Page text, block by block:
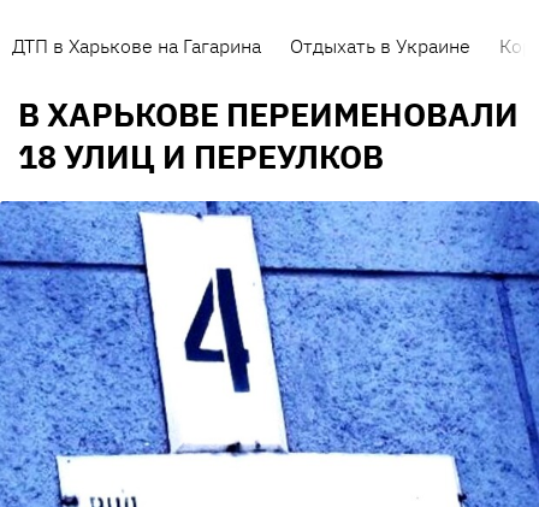
ДТП в Харькове на Гагарина Отдыхать в Украине
В ХАРЬКОВЕ ПЕРЕИМЕНОВАЛИ
18 УЛИЦ И ПЕРЕУЛКОВ